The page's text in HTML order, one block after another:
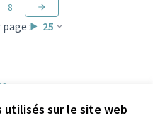
utilisés sur le site web
: 25
8